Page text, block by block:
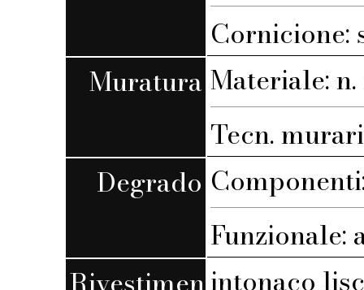
Cornicione:
Muratura Materiale: n.
Tecn.
Degrado
Funzionale:
intonaco